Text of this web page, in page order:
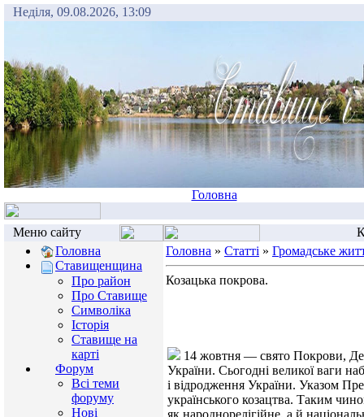
Неділя, 09.08.2026, 13:09
Головна
Меню сайту
Головна
Ставищенщина
Про район
Про Ставище
Символіка
Історія
Ставище на
карті
Форум
Всі теми
форуму
Нові
Головна » Статті » Громадське
Козацька покрова.
14 жовтня — свято Покрови,
України. Сьогодні великої ваги
і відродження України. Указом
українського козацтва. Таким
як народнорелігійне, а й